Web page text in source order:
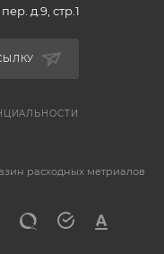
д.9, стр.1
расходных метриалов